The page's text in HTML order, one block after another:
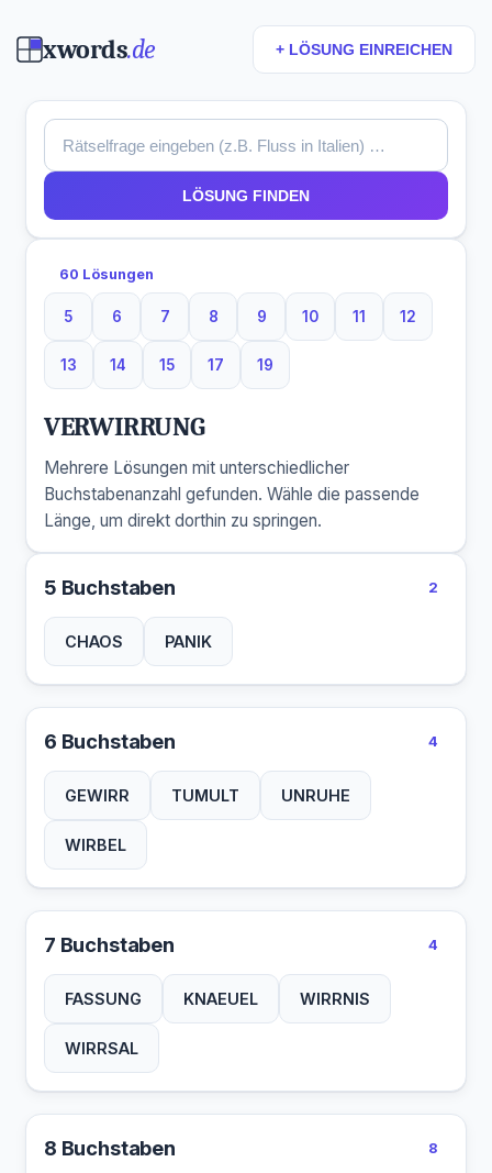
xwords.de + LÖSUNG EINREICHEN
LÖSUNG FINDEN
60 Lösungen
5
5 Buchstaben
6
6 Buchstaben
7
7 Buchstaben
8
8 Buchstaben
9
9 Buchstaben
10
10 Buchstaben
11
11 Buchstaben
12
12
13
13 Buchstaben
14
14 Buchstaben
15
15 Buchstaben
17
17 Buchstaben
19
19 Buchstaben
VERWIRRUNG
Mehrere Lösungen mit unterschiedlicher
Buchstabenanzahl gefunden. Wähle die passende
Länge, um direkt dorthin zu springen.
5 Buchstaben 2
CHAOS PANIK
6 Buchstaben 4
GEWIRR TUMULT UNRUHE
WIRBEL
7 Buchstaben 4
FASSUNG KNAEUEL WIRRNIS
WIRRSAL
8 Buchstaben 8